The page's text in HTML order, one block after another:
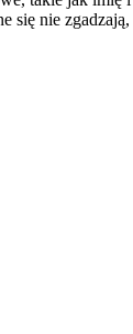
się nie